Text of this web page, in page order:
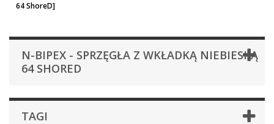
64 ShoreD]
N-BIPEX - SPRZĘGŁA Z WKŁADKĄ NIEBIESKĄ
64 SHORED
TAGI